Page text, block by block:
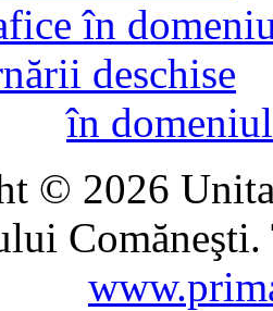
în
© 2026